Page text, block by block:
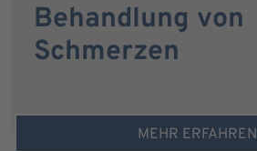
Behandlung von
Schmerzen
MEHR ERFAHREN